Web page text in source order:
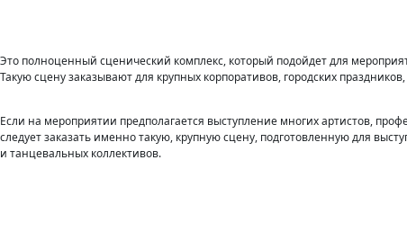
Это полноценный сценический комплекс, который подойдет для
Такую сцену заказывают для крупных корпоративов, городских
Если на мероприятии предполагается выступление многих артистов,
следует заказать именно такую, крупную сцену, подготовленную для
и танцевальных коллективов.